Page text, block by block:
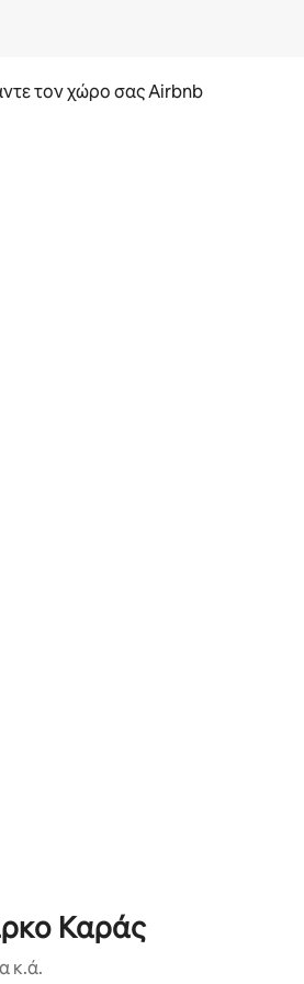
τον χώρο σας Airbnb
ή να τη σύρετε με τα δάχτυλα.
Καράς
κ.ά.